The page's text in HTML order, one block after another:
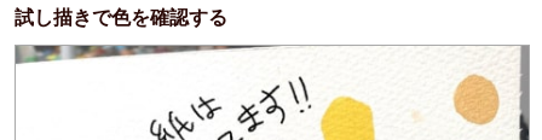
試し描きで色を確認する